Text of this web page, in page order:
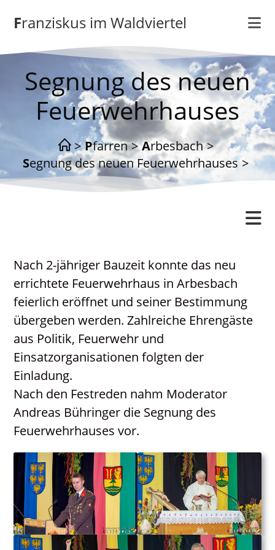
Inhalt
springenFranziskus im Waldviertel
Segnung des neuen
Feuerwehrhauses
> Pfarren > Arbesbach >
Segnung des neuen Feuerwehrhauses >
Gottesdienstordnung
Katholisches Bildungswerk
Kontakt
Neuigkeiten
PGR / PKR
Nach 2-jähriger Bauzeit konnte das neu
errichtete Feuerwehrhaus in Arbesbach
feierlich eröffnet und seiner Bestimmung
übergeben werden. Zahlreiche Ehrengäste
aus Politik, Feuerwehr und
Einsatzorganisationen folgten der
Einladung.
Nach den Festreden nahm Moderator
Andreas Bühringer die Segnung des
Feuerwehrhauses vor.